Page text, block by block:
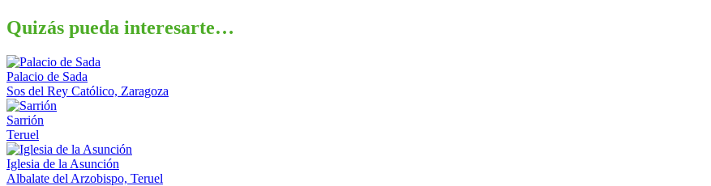
Quizás pueda interesarte…
Palacio de Sada
Sos del Rey Católico, Zaragoza
Sarrión
Teruel
Iglesia de la Asunción
Albalate del Arzobispo, Teruel